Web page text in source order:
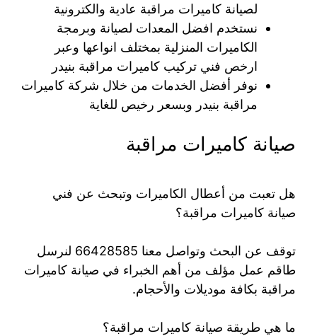
لصيانة كاميرات مراقبة عادية والكترونية
نستخدم افضل المعدات لصيانة وبرمجة
الكاميرات المنزلية بمختلف انواعها وعبر
ارخص فني تركيب كاميرات مراقبة بنيدر
نوفر أفضل الخدمات من خلال شركة كاميرات
مراقبة بنيدر وبسعر رخيص للغاية
صيانة كاميرات مراقبة
هل تعبت من أعطال الكاميرات وتبحث عن فني
صيانة كاميرات مراقبة؟
توقف عن البحث وتواصل معنا 66428585 لنرسل
طاقم عمل مؤلف من أهم الخبراء في صيانة كاميرات
مراقبة بكافة موديلات والأحجام.
ما هي طريقة صيانة كاميرات مراقبة؟